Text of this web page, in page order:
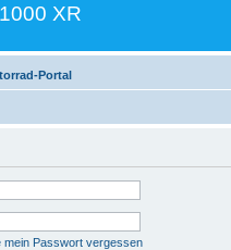
XR
Portal
mein Passwort vergessen